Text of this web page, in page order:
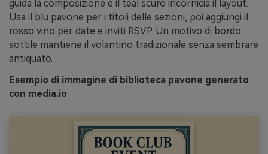
guida la composizione e il teal scuro incornicia il layout.
Usa il blu pavone per i titoli delle sezioni, poi aggiungi il
rosso vino per date e inviti RSVP. Un motivo di bordo
sottile mantiene il volantino tradizionale senza sembrare
antiquato.
Esempio di immagine di biblioteca pavone generato
con media.io